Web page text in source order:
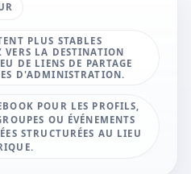
PLUS STABLES
VERS LA DESTINATION
DE LIENS DE PARTAGE
D'ADMINISTRATION.
POUR LES PROFILS,
OU ÉVÉNEMENTS
STRUCTURÉES AU LIEU